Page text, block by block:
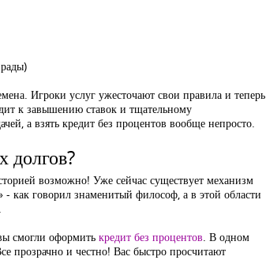
Игроки услуг ужесточают свои правила и теперь
к завышению ставок и тщательному
а взять кредит без процентов вообще непросто.
долгов?
возможно! Уже сейчас существует механизм
- как говорил знаменитый философ, а в этой области
смогли оформить кредит без процентов. В одном
прозрачно и честно! Вас быстро просчитают